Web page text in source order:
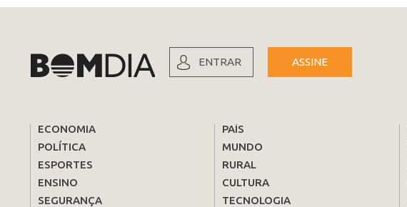
ENTRAR ASSINE
ECONOMIA
POLÍTICA
ESPORTES
ENSINO
SEGURANÇA
PAÍS
MUNDO
RURAL
CULTURA
TECNOLOGIA